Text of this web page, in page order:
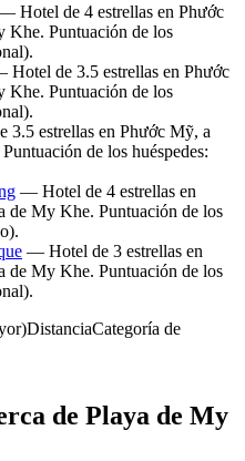
Hotel de 4 estrellas en Phước
Khe. Puntuación de los
Hotel de 3.5 estrellas en Phước
Khe. Puntuación de los
estrellas en Phước Mỹ, a
de los huéspedes:
— Hotel de 4 estrellas en
de My Khe. Puntuación de los
— Hotel de 3 estrellas en
de My Khe. Puntuación de los
DistanciaCategoría de
de Playa de My